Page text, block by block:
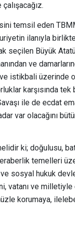
temsil eden
ilanıyla
seçilen Büyük
ve
istikbali üzerinde
karşısında
ile de ecdat
var olacağını
ki; doğulusu,
temelleri
sosyal hukuk
vatanı ve
korumaya,